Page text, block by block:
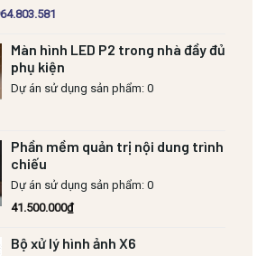
Màn hình LED P2 trong nhà đầy đủ
phụ kiện
Dự án sử dụng sản phẩm: 0
Phần mềm quản trị nội dung trình
chiếu
Dự án sử dụng sản phẩm: 0
41.500.000₫
Bộ xử lý hình ảnh X6